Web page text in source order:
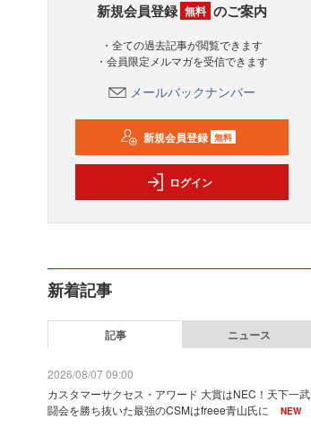
新規会員登録 無料 のご案内
・全ての過去記事が閲覧できます
・会員限定メルマガを受信できます
メールバックナンバー
新規会員登録 無料
ログイン
新着記事
記事 ニュース
2026/08/07 09:00
カスタマーサクセス・アワード 大賞はNEC！天下一武
闘会を勝ち抜いた最強のCSMはfreee青山氏に
NEW